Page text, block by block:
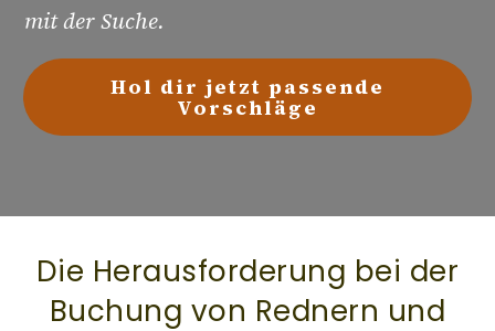
mit der Suche.
Hol dir jetzt passende
Vorschläge
Die Herausforderung bei der
Buchung von Rednern und